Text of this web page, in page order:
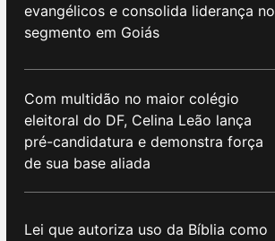
evangélicos e consolida liderança no
segmento em Goiás
Com multidão no maior colégio
eleitoral do DF, Celina Leão lança
pré-candidatura e demonstra força
de sua base aliada
Lei que autoriza uso da Bíblia como